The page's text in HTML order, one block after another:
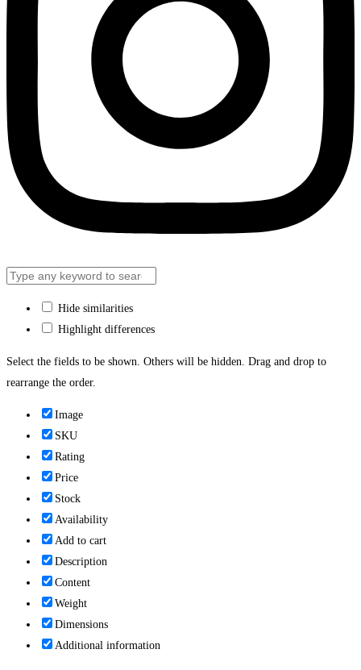
Hide similarities
Highlight differences
Select the fields to be shown. Others will be hidden. Drag and drop to
rearrange the order.
Image
SKU
Rating
Price
Stock
Availability
Add to cart
Description
Content
Weight
Dimensions
Additional information